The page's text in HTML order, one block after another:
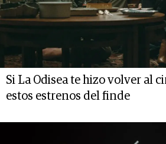
Si La Odisea te hizo volver al
estos estrenos del finde